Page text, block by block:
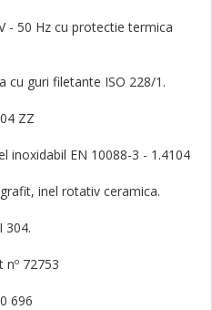
- 50 Hz cu protectie termica
cu guri filetante ISO 228/1.
ZZ
inoxidabil EN 10088-3 - 1.4104
inel rotativ ceramica.
304.
nº 72753
696